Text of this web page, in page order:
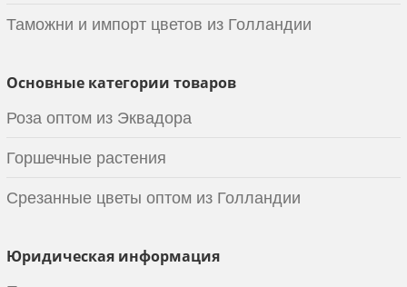
Таможни и импорт цветов из Голландии
Основные категории товаров
Роза оптом из Эквадора
Горшечные растения
Срезанные цветы оптом из Голландии
Юридическая информация